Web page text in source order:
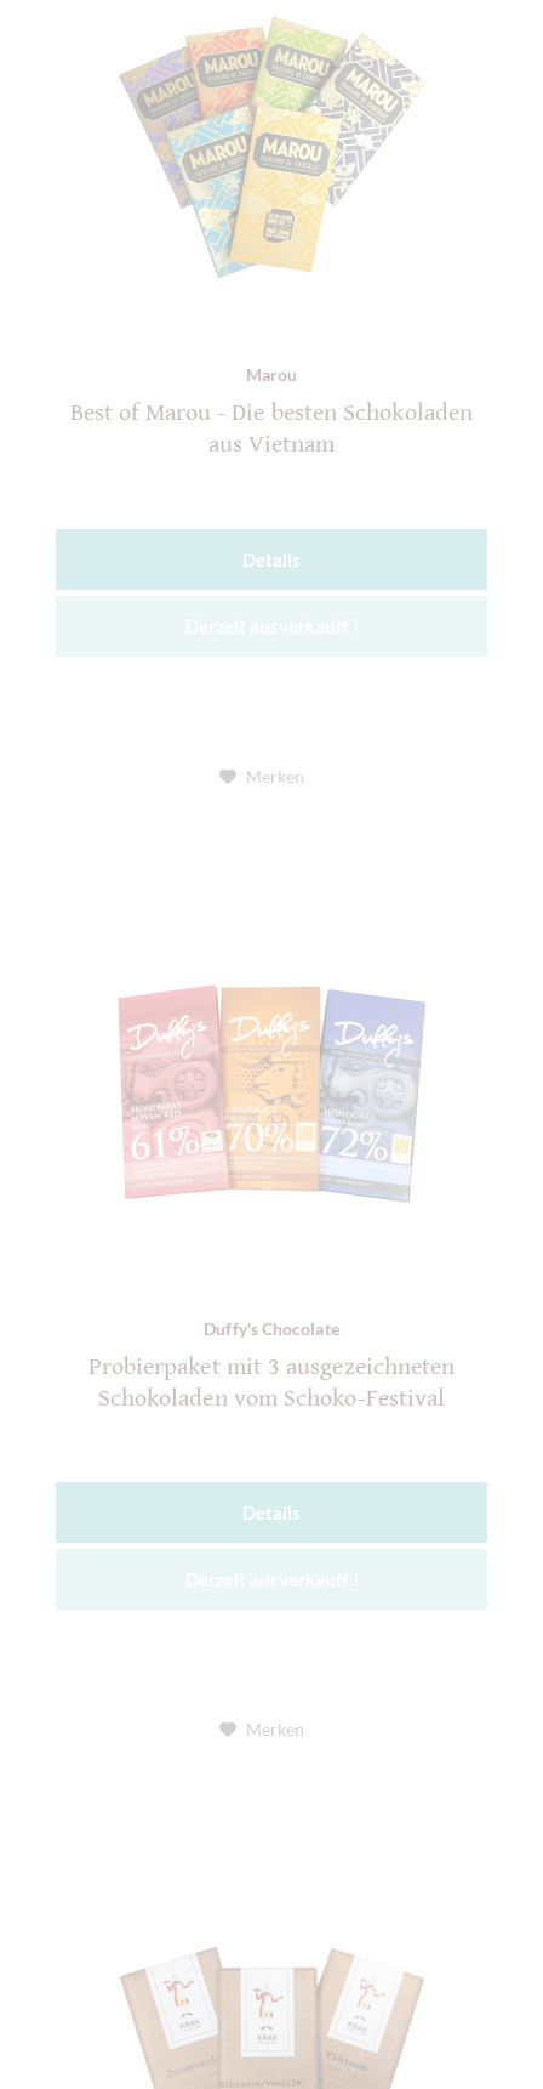
Marou
Best of Marou - Die besten Schokoladen
aus Vietnam
Details
Merken
Duffy's Chocolate
Probierpaket mit 3 ausgezeichneten
Schokoladen vom Schoko-Festival
Details
Merken